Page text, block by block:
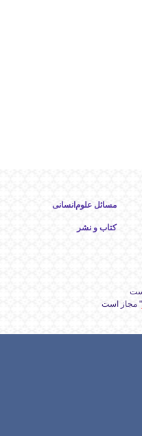
مسائل علوم‌انسانی
کتاب و نشر
" مجاز است